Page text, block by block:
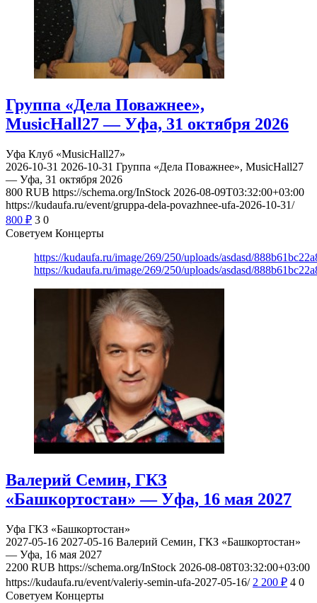
Группа «Дела Поважнее»,
MusicHall27 — Уфа, 31 октября 2026
Уфа Клуб «MusicHall27»
2026-10-31 2026-10-31 Группа «Дела Поважнее», MusicHall27
— Уфа, 31 октября 2026
800 RUB https://schema.org/InStock 2026-08-09T03:32:00+03:00
https://kudaufa.ru/event/gruppa-dela-povazhnee-ufa-2026-10-31/
800 ₽ 3 0
Советуем Концерты
https://kudaufa.ru/image/269/250/uploads/asdasd/
https://kudaufa.ru/image/269/250/uploads/asdasd/
Валерий Семин, ГКЗ
«Башкортостан» — Уфа, 16 мая 2027
Уфа ГКЗ «Башкортостан»
2027-05-16 2027-05-16 Валерий Семин, ГКЗ «Башкортостан»
— Уфа, 16 мая 2027
2200 RUB https://schema.org/InStock 2026-08-08T03:32:00+03:00
https://kudaufa.ru/event/valeriy-semin-ufa-2027-05-16/ 2 200 ₽ 4 0
Советуем Концерты